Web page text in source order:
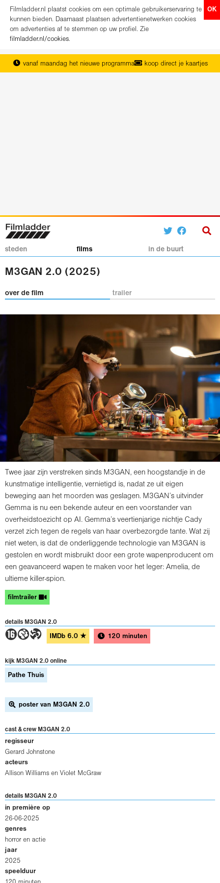
OK
Filmladder.nl plaatst cookies om een optimale gebruikerservaring te
kunnen bieden. Daarnaast plaatsen advertentienetwerken cookies
om advertenties af te stemmen op uw profiel. Zie
filmladder.nl/cookies.
vanaf maandag het nieuwe programma
koop direct je kaartjes
het complete overzicht van Nederland
steden films in de buurt
M3GAN 2.0 (2025)
over de film trailer
Twee jaar zijn verstreken sinds M3GAN, een hoogstandje in de
kunstmatige intelligentie, vernietigd is, nadat ze uit eigen
beweging aan het moorden was geslagen. M3GAN’s uitvinder
Gemma is nu een bekende auteur en een voorstander van
overheidstoezicht op AI. Gemma’s veertienjarige nichtje Cady
verzet zich tegen de regels van haar overbezorgde tante. Wat zij
niet weten, is dat de onderliggende technologie van M3GAN is
gestolen en wordt misbruikt door een grote wapenproducent om
een geavanceerd wapen te maken voor het leger: Amelia, de
ultieme killer-spion.
filmtrailer
details M3GAN 2.0
6GT IMDb 6.0 ★ 120 minuten
kijk M3GAN 2.0 online
Pathe Thuis
poster van M3GAN 2.0
cast & crew M3GAN 2.0
regisseur
Gerard Johnstone
acteurs
Allison Williams en Violet McGraw
details M3GAN 2.0
in première op
26-06-2025
genres
horror en actie
jaar
2025
speelduur